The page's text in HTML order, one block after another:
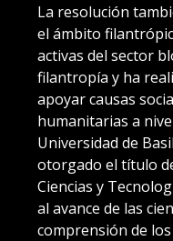
La resolución
el ámbito
activas del sector
filantropía y ha
apoyar causas
humanitarias a
Universidad de
otorgado el título
Ciencias y
al avance de las
comprensión de